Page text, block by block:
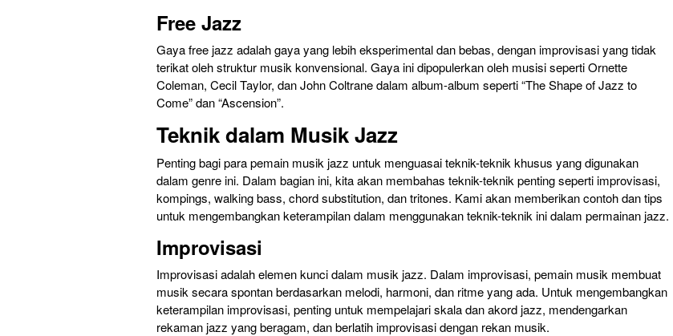
Free Jazz
Gaya free jazz adalah gaya yang lebih eksperimental dan bebas, dengan improvisasi yang tidak
terikat oleh struktur musik konvensional. Gaya ini dipopulerkan oleh musisi seperti Ornette
Coleman, Cecil Taylor, dan John Coltrane dalam album-album seperti “The Shape of Jazz to
Come” dan “Ascension”.
Teknik dalam Musik Jazz
Penting bagi para pemain musik jazz untuk menguasai teknik-teknik khusus yang digunakan
dalam genre ini. Dalam bagian ini, kita akan membahas teknik-teknik penting seperti improvisasi,
kompings, walking bass, chord substitution, dan tritones. Kami akan memberikan contoh dan tips
untuk mengembangkan keterampilan dalam menggunakan teknik-teknik ini dalam permainan jazz.
Improvisasi
Improvisasi adalah elemen kunci dalam musik jazz. Dalam improvisasi, pemain musik membuat
musik secara spontan berdasarkan melodi, harmoni, dan ritme yang ada. Untuk mengembangkan
keterampilan improvisasi, penting untuk mempelajari skala dan akord jazz, mendengarkan
rekaman jazz yang beragam, dan berlatih improvisasi dengan rekan musik.